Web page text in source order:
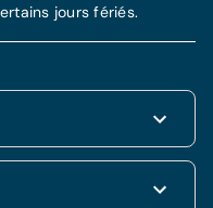
jours fériés.